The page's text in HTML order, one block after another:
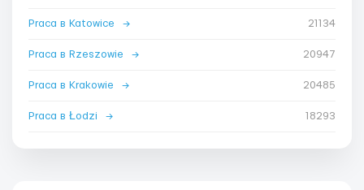
Praca в Katowice → 21134
Praca в Rzeszowie → 20947
Praca в Krakowie → 20485
Praca в Łodzi → 18293